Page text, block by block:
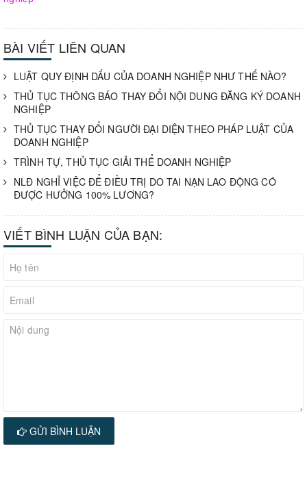
BÀI VIẾT LIÊN QUAN
LUẬT QUY ĐỊNH DẤU CỦA DOANH NGHIỆP NHƯ THẾ NÀO?
THỦ TỤC THÔNG BÁO THAY ĐỔI NỘI DUNG ĐĂNG KÝ DOANH
NGHIỆP
THỦ TỤC THAY ĐỔI NGƯỜI ĐẠI DIỆN THEO PHÁP LUẬT CỦA
DOANH NGHIỆP
TRÌNH TỰ, THỦ TỤC GIẢI THỂ DOANH NGHIỆP
NLĐ NGHỈ VIỆC ĐỂ ĐIỀU TRỊ DO TAI NẠN LAO ĐỘNG CÓ
ĐƯỢC HƯỞNG 100% LƯƠNG?
VIẾT BÌNH LUẬN CỦA BẠN:
GỬI BÌNH LUẬN